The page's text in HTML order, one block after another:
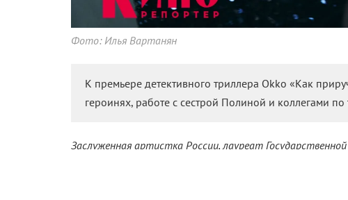
Фото: Илья Вартанян
К премьере детективного триллера Okko «Как
героинях, работе с сестрой Полиной и коллегами по
Заслуженная артистка России, лауреат